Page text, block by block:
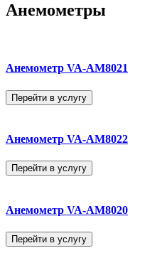
Анемометры
Анемометр VA-AM8021
Перейти в услугу
Анемометр VA-AM8022
Перейти в услугу
Анемометр VA-АМ8020
Перейти в услугу